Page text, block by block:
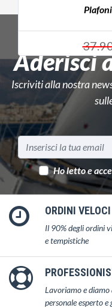
Aderisci
Iscriviti alla nostra
Ho letto e
ORDINI VELOCI
Il 90% degli ordini
e tempistiche
Lavoriamo e
personale esperto